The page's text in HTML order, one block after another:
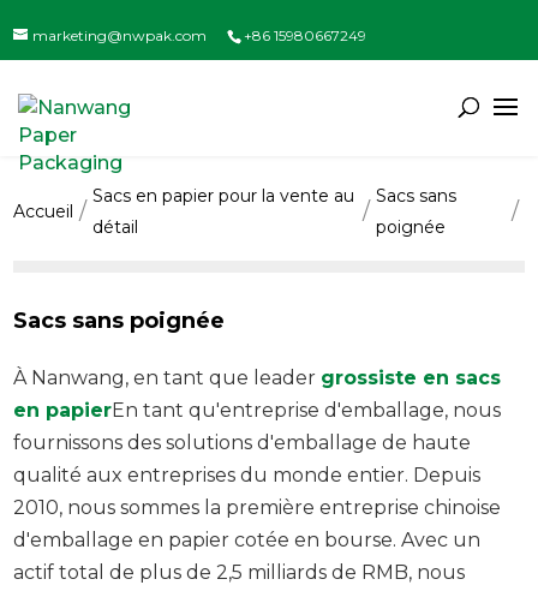
marketing@nwpak.com +86 15980667249
Accueil
Sacs en papier pour la vente au
détail
Sacs sans
poignée
Sacs sans poignée
À Nanwang, en tant que leader grossiste en sacs
en papierEn tant qu'entreprise d'emballage, nous
fournissons des solutions d'emballage de haute
qualité aux entreprises du monde entier. Depuis
2010, nous sommes la première entreprise chinoise
d'emballage en papier cotée en bourse. Avec un
actif total de plus de 2,5 milliards de RMB, nous